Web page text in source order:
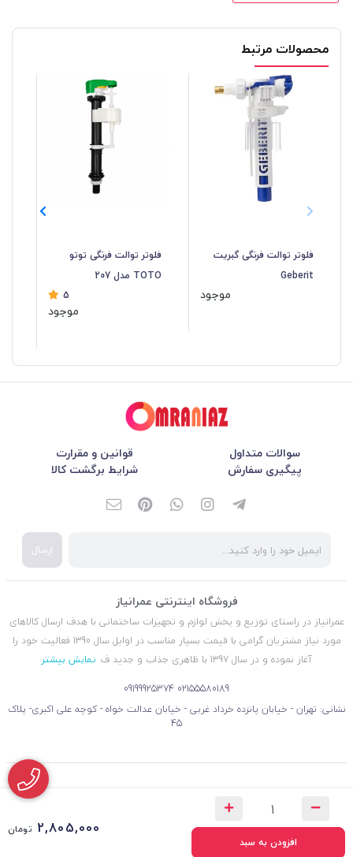
افزودن به سبد
2,805,000 تومان
محصولات مرتبط
فلوتر توالت فرنگی گبریت
Geberit
موجود
فلوتر توالت فرنگی توتو
TOTO مدل 207
5
موجود
سوالات متداول
قوانین و مقرارت
پیگیری سفارش
شرایط برگشت کالا
ارسال
فروشگاه اینترنتی عمرانیاز
عمرانیاز در راستای توزیع و پخش لوازم و تجهیزات ساختمانی با هدف ارسال کالاهای
مورد نیاز مشتریان گرامی با قیمت بسیار مناسب در اوایل سال 1390 فعالیت خود را
آغاز نموده و در سال 1397 با ظاهری جذاب و جدید ف
نمایش بیشتر
02155580189
09199925374
نشانی: تهران - خیابان پانزده خرداد غربی - خیابان عدالت خواه - کوچه علی اکبری- پلاک
45